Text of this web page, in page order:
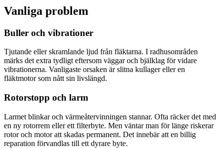
Vanliga problem
Buller och vibrationer
Tjutande eller skramlande ljud från fläktarna. I radhusområden
märks det extra tydligt eftersom väggar och bjälklag för vidare
vibrationerna. Vanligaste orsaken är slitna kullager eller en
fläktmotor som nått sin livslängd.
Rotorstopp och larm
Larmet blinkar och värmeåtervinningen stannar. Ofta räcker det med
en ny rotorrem eller ett filterbyte. Men väntar man för länge riskerar
rotor och motor att skadas permanent. Det innebär att en billig
reparation förvandlas till ett dyrare byte.